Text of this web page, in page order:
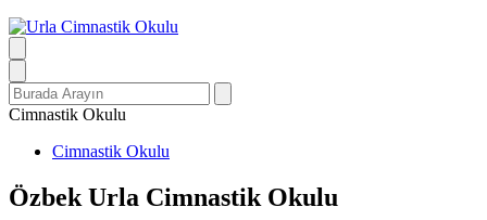
Search
for:
Cimnastik Okulu
YayınlananCimnastik Okulu
Özbek Urla Cimnastik Okulu